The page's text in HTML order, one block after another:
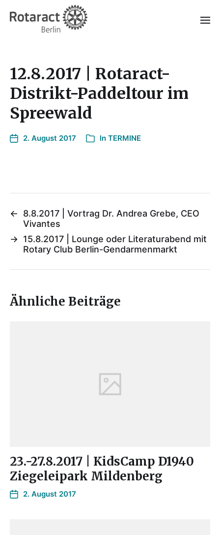
12.8.2017 | Rotaract-
Distrikt-Paddeltour im
Spreewald
2. August 2017 In TERMINE
←
8.8.2017 | Vortrag Dr. Andrea Grebe, CEO
Vivantes
→ 15.8.2017 | Lounge oder Literaturabend mit
Rotary Club Berlin-Gendarmenmarkt
Ähnliche Beiträge
23.-27.8.2017 | KidsCamp D1940
Ziegeleipark Mildenberg
2. August 2017